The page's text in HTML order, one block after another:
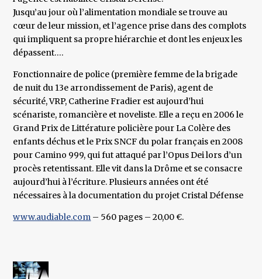
Jusqu’au jour où l’alimentation mondiale se trouve au
cœur de leur mission, et l’agence prise dans des complots
qui impliquent sa propre hiérarchie et dont les enjeux les
dépassent….
Fonctionnaire de police (première femme de la brigade
de nuit du 13e arrondissement de Paris), agent de
sécurité, VRP, Catherine Fradier est aujourd’hui
scénariste, romancière et noveliste. Elle a reçu en 2006 le
Grand Prix de Littérature policière pour La Colère des
enfants déchus et le Prix SNCF du polar français en 2008
pour Camino 999, qui fut attaqué par l’Opus Dei lors d’un
procès retentissant. Elle vit dans la Drôme et se consacre
aujourd’hui à l’écriture. Plusieurs années ont été
nécessaires à la documentation du projet Cristal Défense
www.audiable.com – 560 pages – 20,00 €.